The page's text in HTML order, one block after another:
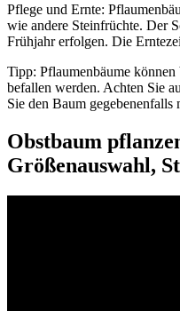
Pflege und Ernte:
wie andere Steinfrüchte. Der
Frühjahr erfolgen. Die
Tipp: Pflaumenbäume
befallen werden. Achten Sie
Sie den Baum
Obstbaum
Größenauswahl,